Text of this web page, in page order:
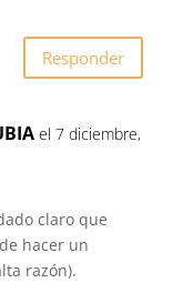
Responder
el 7 diciembre,
claro que
hacer un
razón).